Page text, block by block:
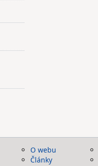
O webu
Články